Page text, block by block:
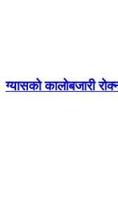
ग्यासको कालोबजारी